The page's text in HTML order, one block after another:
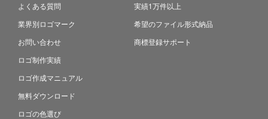
よくある質問
業界別ロゴマーク
お問い合わせ
ロゴ制作実績
ロゴ作成マニュアル
無料ダウンロード
ロゴの色選び
実績1万件以上
希望のファイル形式納品
商標登録サポート